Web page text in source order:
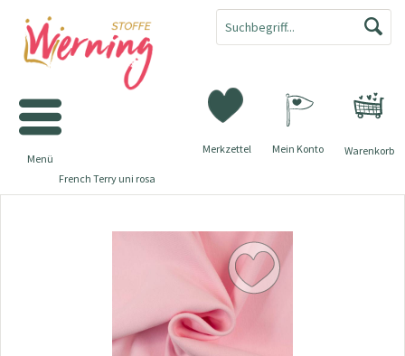
Warenkorb
Merkzettel Mein Konto
Menü
French Terry uni rosa